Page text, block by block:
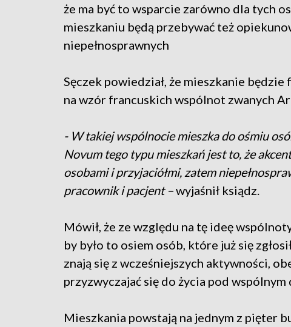
że ma być to wsparcie zarówno dla tych
mieszkaniu będą przebywać też
niepełnosprawnych
Sęczek powiedział, że mieszkanie
na wzór francuskich wspólnot zwanych
- W takiej wspólnocie mieszka do ośmiu
Novum tego typu mieszkań jest to, że
osobami i przyjaciółmi, zatem
pracownik i pacjent –wyjaśnił ksiądz.
Mówił, że ze względu na tę ideę
by było to osiem osób, które już się
znają się z wcześniejszych aktywności,
przyzwyczajać się do życia pod wspólnym
Mieszkania powstają na jednym z pięter